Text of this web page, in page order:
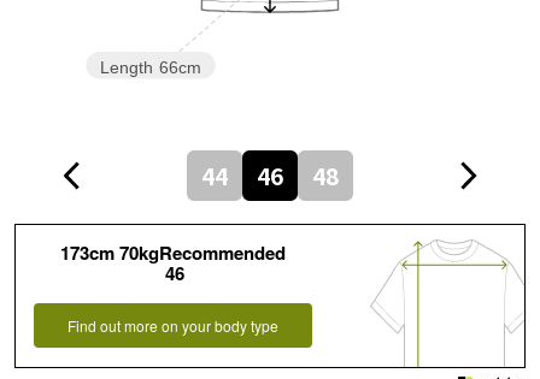
Length 66cm
44 46 48
173cm 70kgRecommended
46
Find out more on your body type